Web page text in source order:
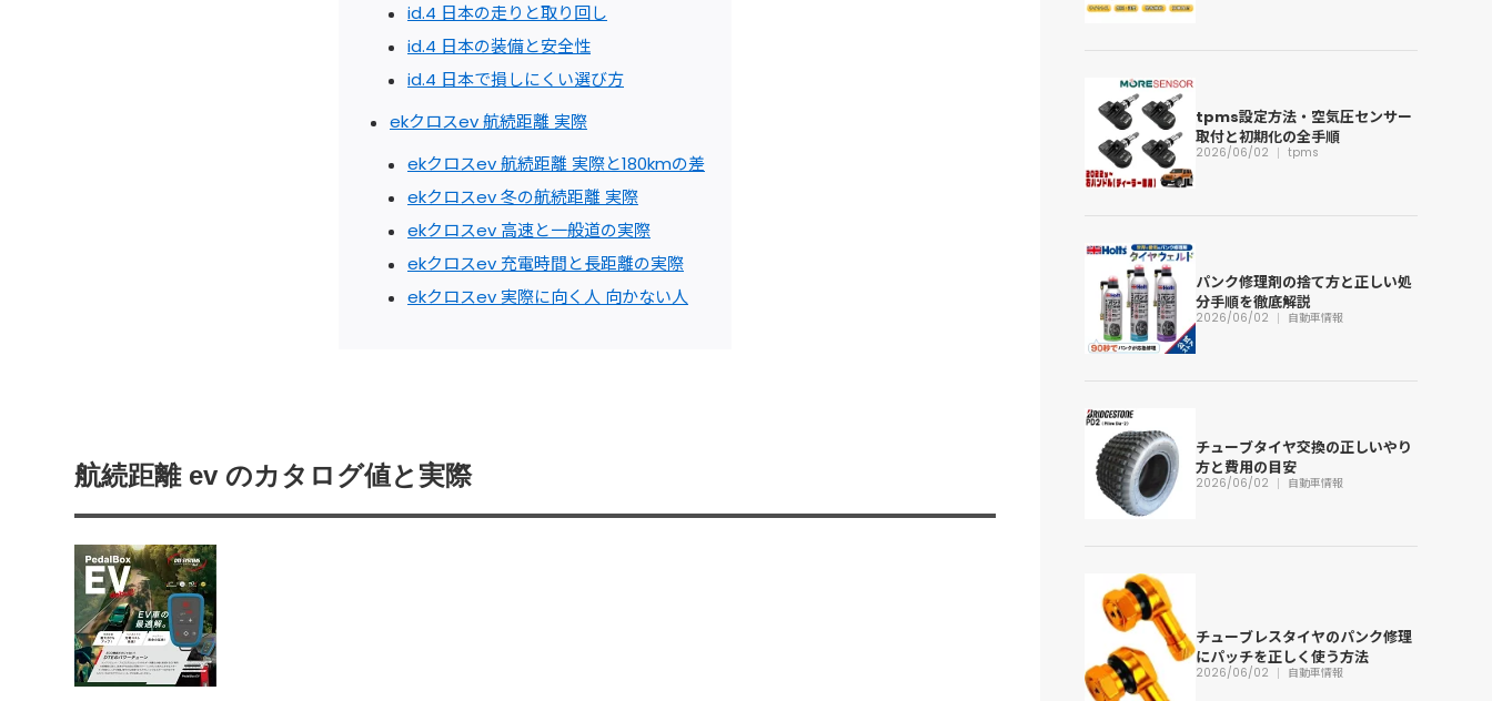
id.4 日本の走りと取り回し
id.4 日本の装備と安全性
id.4 日本で損しにくい選び方
ekクロスev 航続距離 実際
ekクロスev 航続距離 実際と180kmの差
ekクロスev 冬の航続距離 実際
ekクロスev 高速と一般道の実際
ekクロスev 充電時間と長距離の実際
ekクロスev 実際に向く人 向かない人
航続距離 ev のカタログ値と実際
tpms設定方法・空気圧センサー
取付と初期化の全手順
2026/06/02 tpms
パンク修理剤の捨て方と正しい処
分手順を徹底解説
2026/06/02 自動車情報
チューブタイヤ交換の正しいやり
方と費用の目安
2026/06/02 自動車情報
チューブレスタイヤのパンク修理
にパッチを正しく使う方法
2026/06/02 自動車情報